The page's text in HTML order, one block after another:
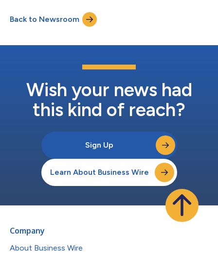
Thales dévoile une nouvelle capacité d’analyse des données de
formation afin d’améliorer l’entraînement militaire, ren...
Back to Newsroom
Wish your news had
this kind of reach?
Sign Up
Learn About Business Wire
Company
About Business Wire